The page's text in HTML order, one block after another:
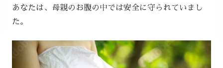
あなたは、母親のお腹の中では安全に守られていまし
た。